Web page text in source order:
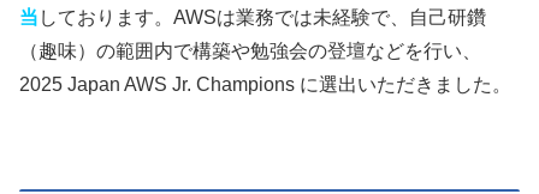
当 しております。AWSは業務では未経験で、自己研鑽
（趣味）の範囲内で構築や勉強会の登壇などを行い、
2025 Japan AWS Jr. Champions に選出いただきました。